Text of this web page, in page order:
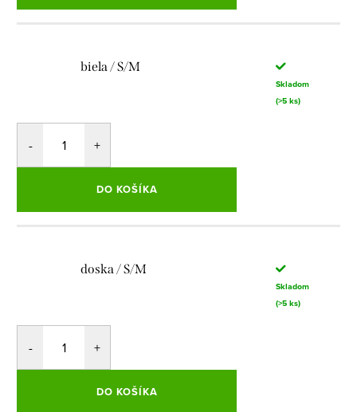
biela / S/M
Skladom
(>5 ks)
DO KOŠÍKA
doska / S/M
Skladom
(>5 ks)
DO KOŠÍKA